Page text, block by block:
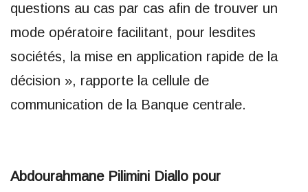
questions au cas par cas afin de trouver un
mode opératoire facilitant, pour lesdites
sociétés, la mise en application rapide de la
décision », rapporte la cellule de
communication de la Banque centrale.
Abdourahmane Pilimini Diallo pour